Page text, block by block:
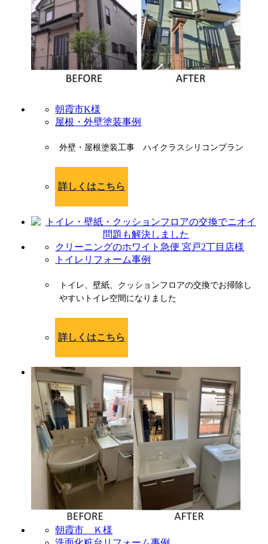
朝霞市K様
屋根・外壁塗装事例
外壁・屋根塗装工事 ハイクラスシリコンプラン
詳しくはこちら
クリーニングのホワイト急便 宮戸2丁目店様
トイレリフォーム事例
トイレ、壁紙、クッションフロアの交換でお掃除し
やすいトイレ空間になりました
詳しくはこちら
朝霞市 Ｋ様